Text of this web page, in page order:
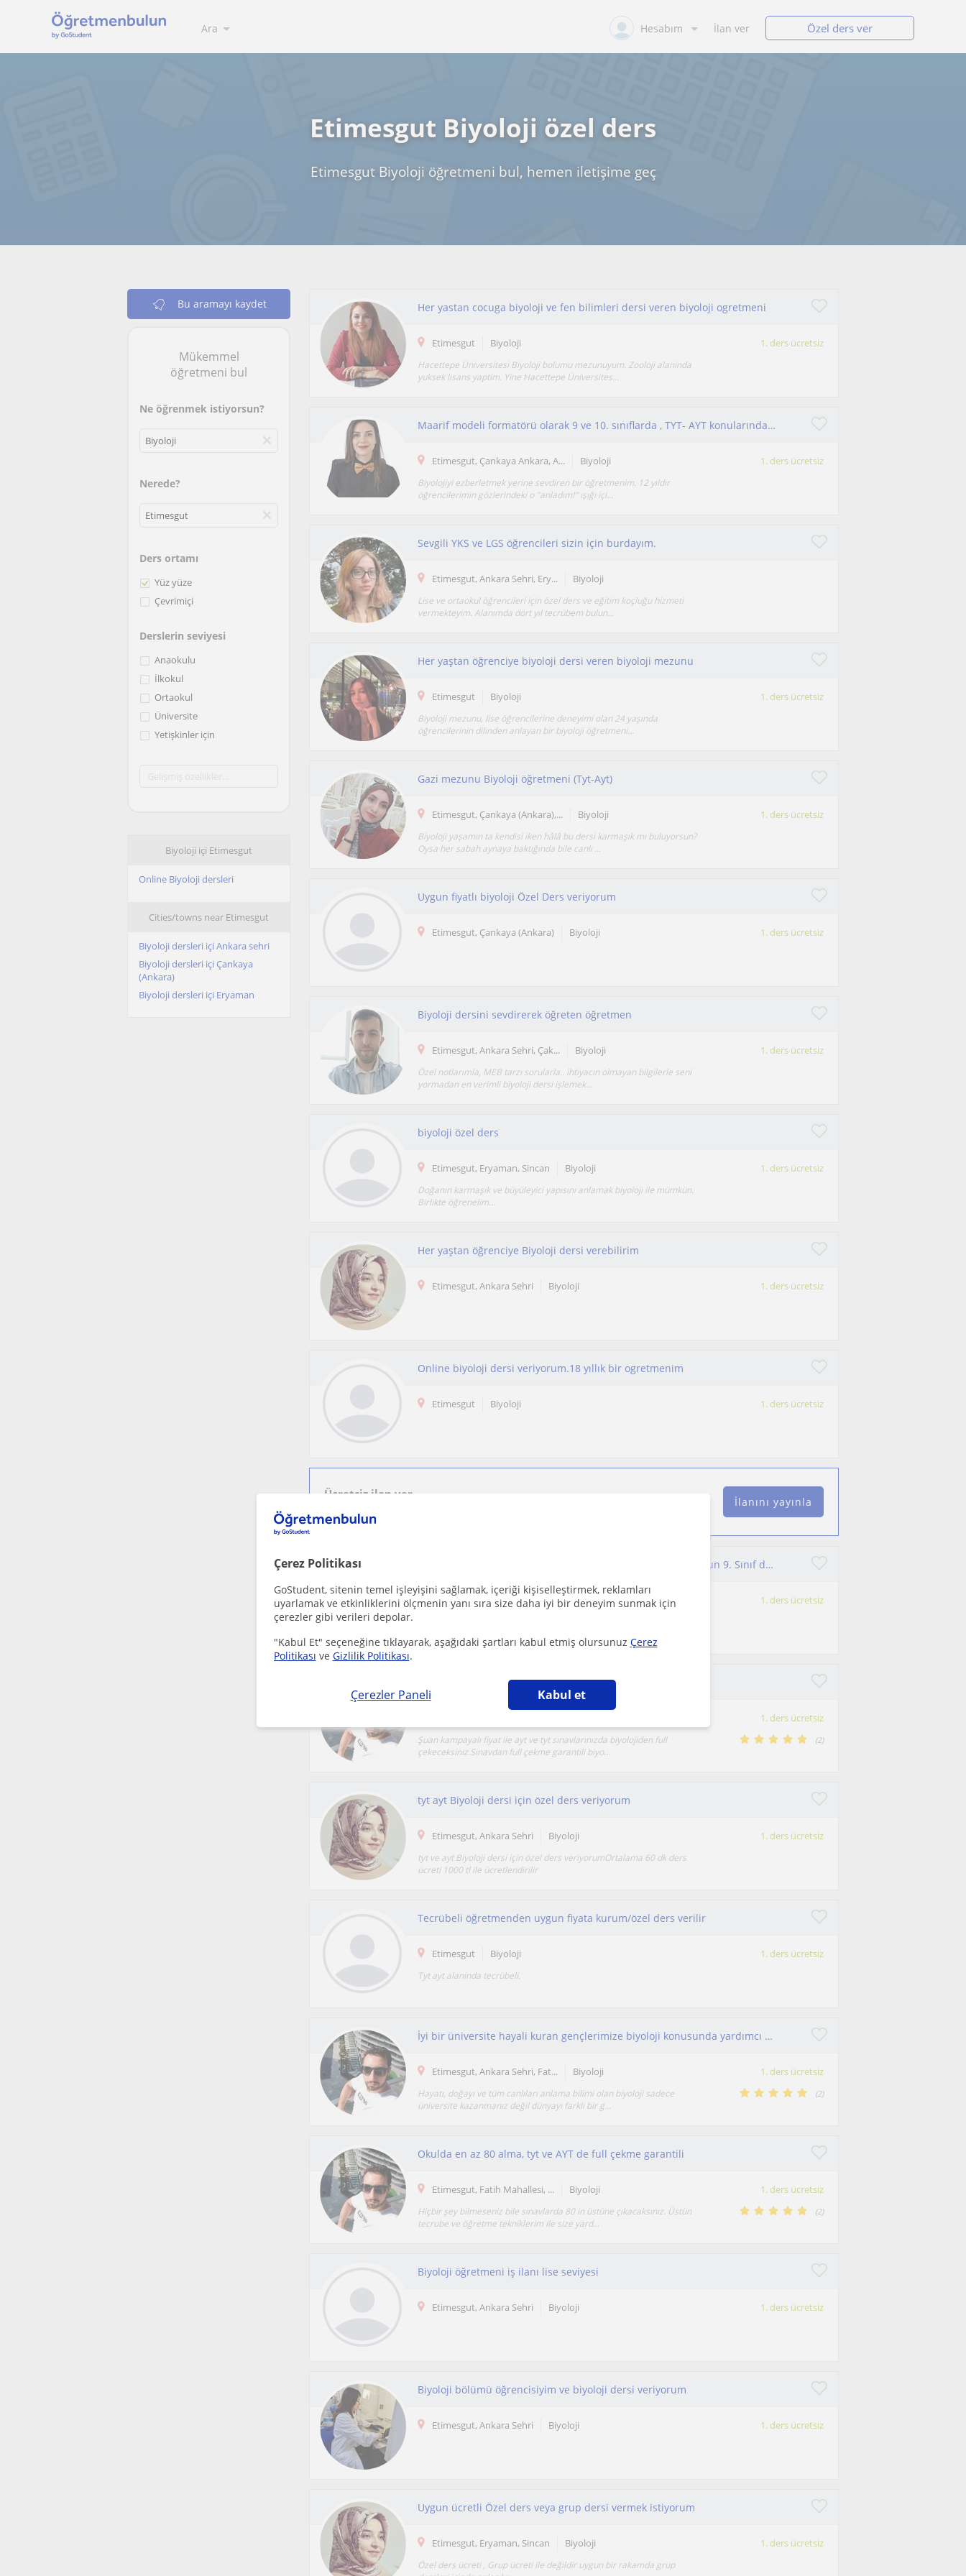
Çerez Politikası
GoStudent, sitenin temel işleyişini sağlamak, içeriği kişiselleştirmek, reklamları
uyarlamak ve etkinliklerini ölçmenin yanı sıra size daha iyi bir deneyim sunmak için
çerezler gibi verileri depolar.
"Kabul Et" seçeneğine tıklayarak, aşağıdaki şartları kabul etmiş olursunuz Çerez
Politikası ve Gizlilik Politikası.
Çerezler Paneli Kabul et
Ara Hesabım İlan ver Özel ders ver
Etimesgut Biyoloji özel ders
Etimesgut Biyoloji öğretmeni bul, hemen iletişime geç
Bu aramayı kaydet
Mükemmel
öğretmeni bul
Ne öğrenmek istiyorsun?
Nerede?
Ders ortamı
Yüz yüze
Çevrimiçi
Derslerin seviyesi
Anaokulu
İlkokul
Ortaokul
Üniversite
Yetişkinler için
Biyoloji içi Etimesgut
Online Biyoloji dersleri
Cities/towns near Etimesgut
Biyoloji dersleri içi Ankara sehri
Biyoloji dersleri içi Çankaya
(Ankara)
Biyoloji dersleri içi Eryaman
Her yastan cocuga biyoloji ve fen bilimleri dersi veren biyoloji ogretmeni
Etimesgut Biyoloji 1. ders ücretsiz
Hacettepe Üniversitesi Biyoloji bolumu mezunuyum. Zooloji alaninda
yuksek lisans yaptim. Yine Hacettepe Üniversites...
Maarif modeli formatörü olarak 9 ve 10. sınıflarda , TYT- AYT konularında 12 yıllık öğretmenlik deneyimi
Etimesgut, Çankaya Ankara, A... Biyoloji 1. ders ücretsiz
Biyolojiyi ezberletmek yerine sevdiren bir öğretmenim. 12 yıldır
öğrencilerimin gözlerindeki o "anladım!" ışığı içi...
Sevgili YKS ve LGS öğrencileri sizin için burdayım.
Etimesgut, Ankara Sehri, Ery... Biyoloji
Lise ve ortaokul öğrencileri için özel ders ve eğitim koçluğu hizmeti
vermekteyim. Alanımda dört yıl tecrübem bulun...
Her yaştan öğrenciye biyoloji dersi veren biyoloji mezunu
Etimesgut Biyoloji 1. ders ücretsiz
Biyoloji mezunu, lise öğrencilerine deneyimi olan 24 yaşında
öğrencilerinin dilinden anlayan bir biyoloji öğretmeni...
Gazi mezunu Biyoloji öğretmeni (Tyt-Ayt)
Etimesgut, Çankaya (Ankara),... Biyoloji 1. ders ücretsiz
Biyoloji yaşamın ta kendisi iken hâlâ bu dersi karmaşık mı buluyorsun?
Oysa her sabah aynaya baktığında bile canlı ...
Uygun fiyatlı biyoloji Özel Ders veriyorum
Etimesgut, Çankaya (Ankara) Biyoloji 1. ders ücretsiz
Biyoloji dersini sevdirerek öğreten öğretmen
Etimesgut, Ankara Sehri, Çak... Biyoloji 1. ders ücretsiz
Özel notlarımla, MEB tarzı sorularla.. ihtiyacın olmayan bilgilerle seni
yormadan en verimli biyoloji dersi işlemek...
biyoloji özel ders
Etimesgut, Eryaman, Sincan Biyoloji 1. ders ücretsiz
Doğanın karmaşık ve büyüleyici yapısını anlamak biyoloji ile mümkün.
Birlikte öğrenelim...
Her yaştan öğrenciye Biyoloji dersi verebilirim
Etimesgut, Ankara Sehri Biyoloji 1. ders ücretsiz
Online biyoloji dersi veriyorum.18 yıllık bir ogretmenim
Etimesgut Biyoloji 1. ders ücretsiz
Ücretsiz ilan ver
Ücretsiz bir ilan ver ve öğretmenlerin seninle iletişime geçmesini sağla
İlanını yayınla
Biyoloji Özel Ders TYT AYT ve ara sınıflar. Maarif modele uygun 9. Sınıf dersleri
Etimesgut, Ankara Sehri, Yen... Biyoloji 1. ders ücretsiz
Tüm sınıflar için biyoloji dersi veriyorum
1. ders ücretsiz
Şuan kampayalı fiyat ile ayt ve tyt sınavlarınızda biyolojiden full
çekeceksiniz.Sınavdan full çekme garantili biyo...
(2)
tyt ayt Biyoloji dersi için özel ders veriyorum
Etimesgut, Ankara Sehri Biyoloji 1. ders ücretsiz
tyt ve ayt Biyoloji dersi için özel ders veriyorumOrtalama 60 dk ders
ücreti 1000 tl ile ücretlendirilir
Tecrübeli öğretmenden uygun fiyata kurum/özel ders verilir
Etimesgut Biyoloji 1. ders ücretsiz
Tyt ayt alaninda tecrübeli.
İyi bir üniversite hayali kuran gençlerimize biyoloji konusunda yardımcı oluyorum
Etimesgut, Ankara Sehri, Fat... Biyoloji 1. ders ücretsiz
Hayatı, doğayı ve tüm canlıları anlama bilimi olan biyoloji sadece
üniversite kazanmanız değil dünyayı farklı bir g...
(2)
Okulda en az 80 alma, tyt ve AYT de full çekme garantili
Etimesgut, Fatih Mahallesi, ... Biyoloji 1. ders ücretsiz
Hiçbir şey bilmeseniz bile sınavlarda 80 in üstüne çıkacaksınız. Üstün
tecrube ve öğretme tekniklerim ile size yard...
(2)
Biyoloji öğretmeni iş ilanı lise seviyesi
Etimesgut, Ankara Sehri Biyoloji 1. ders ücretsiz
Biyoloji bölümü öğrencisiyim ve biyoloji dersi veriyorum
Etimesgut, Ankara Sehri Biyoloji 1. ders ücretsiz
Uygun ücretli Özel ders veya grup dersi vermek istiyorum
Etimesgut, Eryaman, Sincan Biyoloji 1. ders ücretsiz
Özel ders ücreti , Grup ücreti ile değildir uygun bir rakamda grup